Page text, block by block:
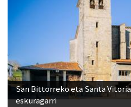
San Bittorreko eta Santa
eskuragarri